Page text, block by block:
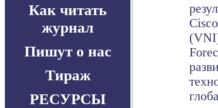
Как читать
журнал
Пишут о нас
Тираж
РЕСУРСЫ